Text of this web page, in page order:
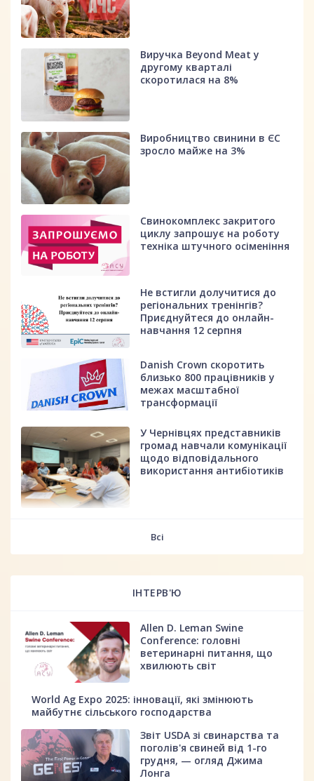
Виручка Beyond Meat у
другому кварталі
скоротилася на 8%
Виробництво свинини в ЄС
зросло майже на 3%
Свинокомплекс закритого
циклу запрошує на роботу
техніка штучного осіменіння
Не встигли долучитися до
регіональних тренінгів?
Приєднуйтеся до онлайн-
навчання 12 серпня
Danish Crown скоротить
близько 800 працівників у
межах масштабної
трансформації
У Чернівцях представників
громад навчали комунікації
щодо відповідального
використання антибіотиків
Всі
ІНТЕРВ'Ю
Allen D. Leman Swine
Conference: головні
ветеринарні питання, що
хвилюють світ
World Ag Expo 2025: інновації, які змінюють
майбутнє сільського господарства
Звіт USDA зі свинарства та
поголів'я свиней від 1-го
грудня, — огляд Джима
Лонга